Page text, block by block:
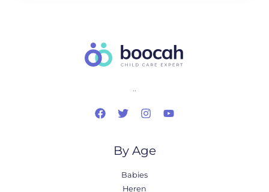
..
By Age
Babies
Heren